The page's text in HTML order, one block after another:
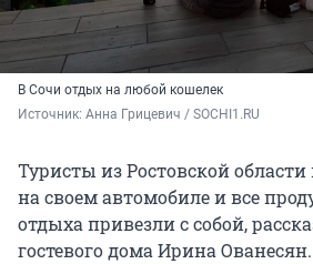
В Сочи отдых на любой кошелек
Источник: Анна Грицевич / SOCHI1.RU
Туристы из Ростовской
на своем автомобиле и все
отдыха привезли с собой,
гостевого дома Ирина